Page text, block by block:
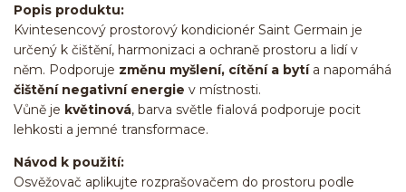
Popis produktu:
Kvintesencový prostorový kondicionér Saint Germain je
určený k čištění, harmonizaci a ochraně prostoru a lidí v
něm. Podporuje změnu myšlení, cítění a bytía napomáhá
čištění negativní energie v místnosti.
Vůně je květinová, barva světle fialová podporuje pocit
lehkosti a jemné transformace.
Návod k použití:
Osvěžovač aplikujte rozprašovačem do prostoru podle